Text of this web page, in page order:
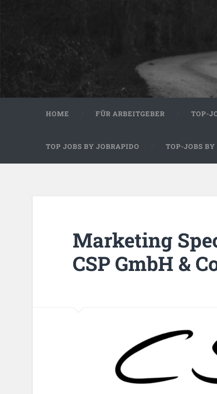
HOME FÜR ARBEITGEBER TOP-
TOP JOBS BY JOBRAPIDO TOP-JOBS
Marketing
CSP GmbH &